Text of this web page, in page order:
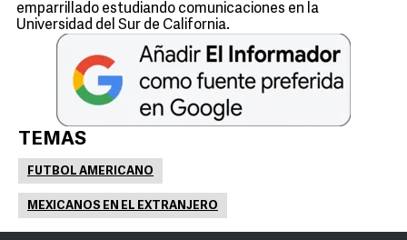
emparrillado estudiando comunicaciones en la
Universidad del Sur de California.
TEMAS
FUTBOL AMERICANO
MEXICANOS EN EL EXTRANJERO